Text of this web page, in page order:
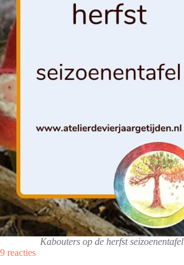
Kabouters op de herfst seizoenentafel
9 reacties